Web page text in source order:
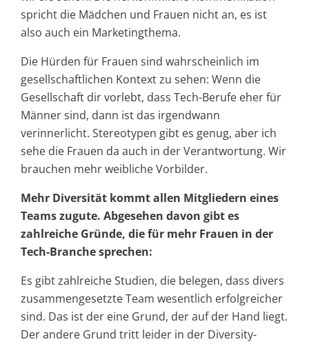
spricht die Mädchen und Frauen nicht an, es ist
also auch ein Marketingthema.
Die Hürden für Frauen sind wahrscheinlich im
gesellschaftlichen Kontext zu sehen: Wenn die
Gesellschaft dir vorlebt, dass Tech-Berufe eher für
Männer sind, dann ist das irgendwann
verinnerlicht. Stereotypen gibt es genug, aber ich
sehe die Frauen da auch in der Verantwortung. Wir
brauchen mehr weibliche Vorbilder.
Mehr Diversität kommt allen Mitgliedern eines
Teams zugute. Abgesehen davon gibt es
zahlreiche Gründe, die für mehr Frauen in der
Tech-Branche sprechen:
Es gibt zahlreiche Studien, die belegen, dass divers
zusammengesetzte Team wesentlich erfolgreicher
sind. Das ist der eine Grund, der auf der Hand liegt.
Der andere Grund tritt leider in der Diversity-